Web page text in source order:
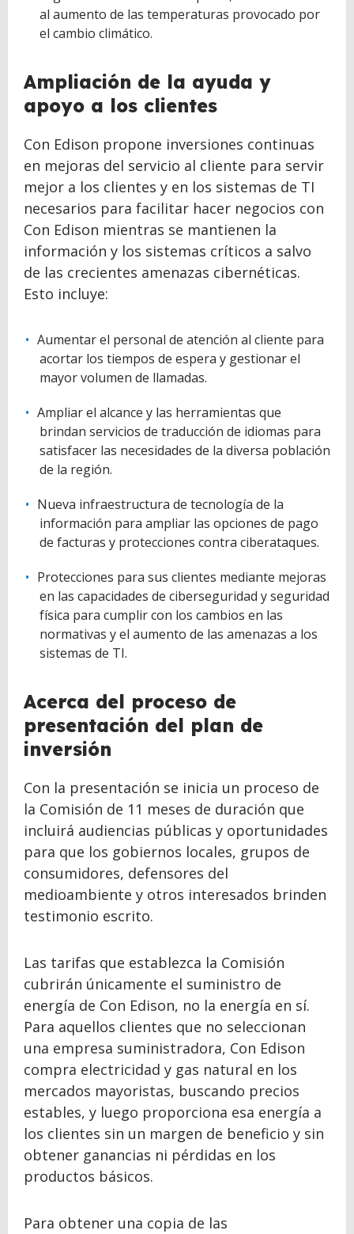
al aumento de las temperaturas provocado por
el cambio climático.
Ampliación de la ayuda y
apoyo a los clientes
Con Edison propone inversiones continuas
en mejoras del servicio al cliente para servir
mejor a los clientes y en los sistemas de TI
necesarios para facilitar hacer negocios con
Con Edison mientras se mantienen la
información y los sistemas críticos a salvo
de las crecientes amenazas cibernéticas.
Esto incluye:
Aumentar el personal de atención al cliente para
acortar los tiempos de espera y gestionar el
mayor volumen de llamadas.
Ampliar el alcance y las herramientas que
brindan servicios de traducción de idiomas para
satisfacer las necesidades de la diversa población
de la región.
Nueva infraestructura de tecnología de la
información para ampliar las opciones de pago
de facturas y protecciones contra ciberataques.
Protecciones para sus clientes mediante mejoras
en las capacidades de ciberseguridad y seguridad
física para cumplir con los cambios en las
normativas y el aumento de las amenazas a los
sistemas de TI.
Acerca del proceso de
presentación del plan de
inversión
Con la presentación se inicia un proceso de
la Comisión de 11 meses de duración que
incluirá audiencias públicas y oportunidades
para que los gobiernos locales, grupos de
consumidores, defensores del
medioambiente y otros interesados brinden
testimonio escrito.
Las tarifas que establezca la Comisión
cubrirán únicamente el suministro de
energía de Con Edison, no la energía en sí.
Para aquellos clientes que no seleccionan
una empresa suministradora, Con Edison
compra electricidad y gas natural en los
mercados mayoristas, buscando precios
estables, y luego proporciona esa energía a
los clientes sin un margen de beneficio y sin
obtener ganancias ni pérdidas en los
productos básicos.
Para obtener una copia de las